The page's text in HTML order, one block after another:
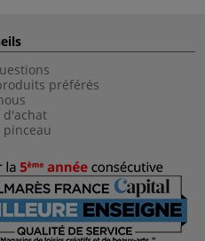
préférés
d'achat
pinceau